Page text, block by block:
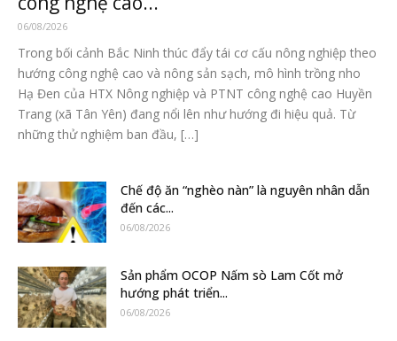
06/08/2026
Trong bối cảnh Bắc Ninh thúc đẩy tái cơ cấu nông nghiệp theo
hướng công nghệ cao và nông sản sạch, mô hình trồng nho
Hạ Đen của HTX Nông nghiệp và PTNT công nghệ cao Huyền
Trang (xã Tân Yên) đang nổi lên như hướng đi hiệu quả. Từ
những thử nghiệm ban đầu, […]
Chế độ ăn “nghèo nàn” là nguyên nhân dẫn
đến các...
06/08/2026
Sản phẩm OCOP Nấm sò Lam Cốt mở
hướng phát triển...
06/08/2026